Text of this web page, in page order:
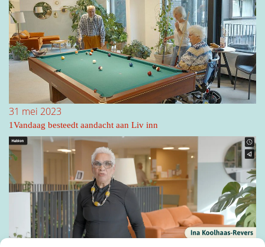
Telefoonnummer*
Hoe kunnen we je helpen?
Achternaam*
Straat
Huisnummer
Toevoeging
31 mei 2023
1Vandaag besteedt aandacht aan Liv inn